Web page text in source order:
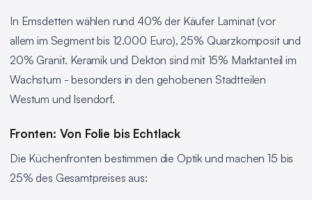
In Emsdetten wählen rund 40% der Käufer Laminat (vor
allem im Segment bis 12.000 Euro), 25% Quarzkomposit und
20% Granit. Keramik und Dekton sind mit 15% Marktanteil im
Wachstum - besonders in den gehobenen Stadtteilen
Westum und Isendorf.
Fronten: Von Folie bis Echtlack
Die Küchenfronten bestimmen die Optik und machen 15 bis
25% des Gesamtpreises aus: